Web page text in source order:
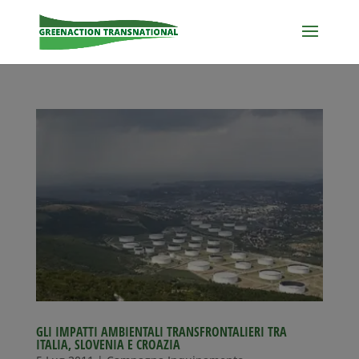
GLI IMPATTI AMBIENTALI TRANSFRONTALIERI TRA
ITALIA, SLOVENIA E CROAZIA